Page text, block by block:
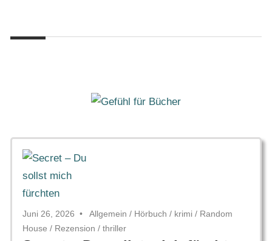
springen
Gefühl
für
Juni 26, 2026 Allgemein / Hörbuch / krimi / Random
House / Rezension / thriller